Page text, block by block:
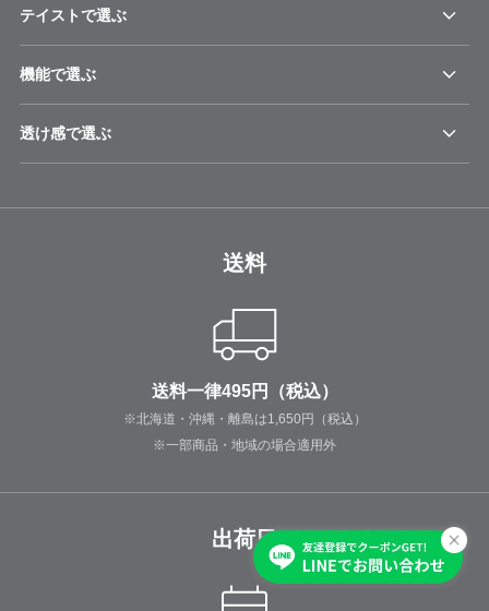
テイストで選ぶ
機能で選ぶ
透け感で選ぶ
送料
送料一律495円（税込）
※北海道・沖縄・離島は1,650円（税込）
※一部商品・地域の場合適用外
出荷日